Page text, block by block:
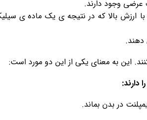
عرضی وجود دارند.
ارزش بالا که در نتیجه ی یک ماده ی
دهند.
این به معنای یکی از این دو مورد است:
در بدن بماند.